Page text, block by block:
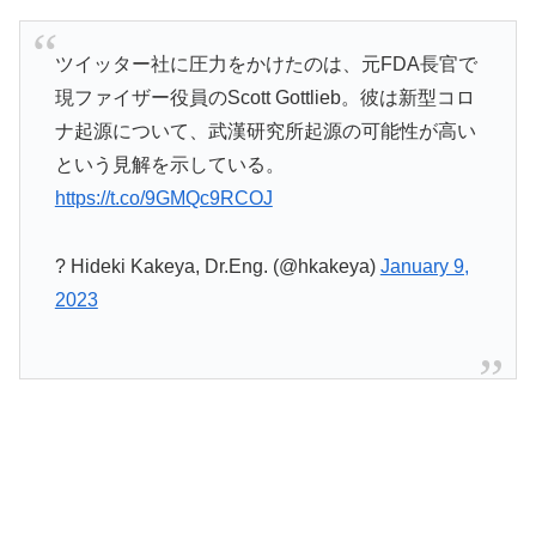
ツイッター社に圧力をかけたのは、元FDA長官で
現ファイザー役員のScott Gottlieb。彼は新型コロ
ナ起源について、武漢研究所起源の可能性が高い
という見解を示している。
https://t.co/9GMQc9RCOJ
? Hideki Kakeya, Dr.Eng. (@hkakeya) January 9,
2023